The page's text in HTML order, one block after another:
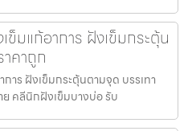
มแก้อาการ ฝังเข็มกระตุ้น
คาถูก
าร ฝังเข็มกระตุ้นตามจุด บรรเทา
ย คลีนิกฝังเข็มบางบ่อ รับ